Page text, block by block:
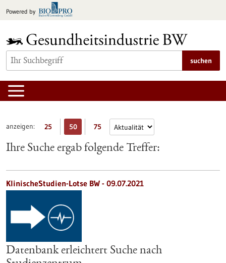
Inhalt
Powered by
suchen
anzeigen: 25 50 75
Ihre Suche ergab folgende Treffer:
KlinischeStudien-Lotse BW - 09.07.2021
Datenbank erleichtert Suche nach